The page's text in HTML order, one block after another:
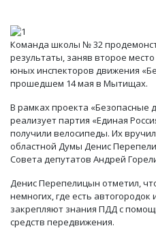
Команда школы № 32
результаты, заняв второе
юных инспекторов движения
прошедшем 14 мая в Мытищах.
В рамках проекта «Безопасные
реализует партия «Единая
получили велосипеды. Их
областной Думы Денис
Совета депутатов Андрей
Денис Перепелицын отметил,
немногих, где есть автогородок
закрепляют знания ПДД с
средств передвижения.